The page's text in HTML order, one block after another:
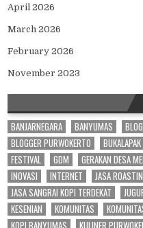
April 2026
March 2026
February 2026
November 2023
BANJARNEGARA BANYUMAS BLOG
BLOGGER PURWOKERTO
BUKALAPAK
FESTIVAL
GDM GERAKAN DESA
INOVASI
INTERNET
JASA
JASA SANGRAI KOPI TERDEKAT
KESENIAN
KOMUNITAS